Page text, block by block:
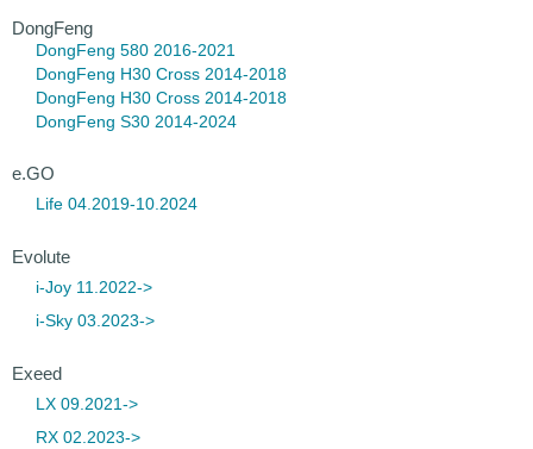
DongFeng
DongFeng 580 2016-2021
DongFeng H30 Cross 2014-2018
DongFeng H30 Cross 2014-2018
DongFeng S30 2014-2024
e.GO
Life 04.2019-10.2024
Evolute
i-Joy 11.2022->
i-Sky 03.2023->
Exeed
LX 09.2021->
RX 02.2023->